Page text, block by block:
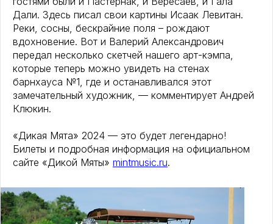
Дали. Здесь писал свои картины Исаак Левитан.
Реки, сосны, бескрайние поля – рождают
вдохновение. Вот и Валерий Александрович
передал несколько скетчей нашего арт-кэмпа,
которые теперь можно увидеть на стенах
барнхауса №1, где и останавливался этот
замечательный художник, — комментирует Андрей
Клюкин.
«Дикая Мята» 2024 — это будет легендарно!
Билеты и подробная информация на официальном
сайте «Дикой Мяты» mintmusic.ru.